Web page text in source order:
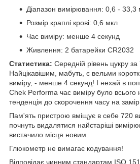
Діапазон вимірювання: 0,6 -
Розмір краплі крові: 0,6 мкл
Час виміру: менше 4 секунд
Живлення: 2 батарейки CR2032
Статистика: Середній рівень цукру
Найцікавішим, мабуть, є вельми
виміру, - менше 4 секунд! І нехай в
Chek Performa час виміру було всього
тенденція до скорочення часу на
Пам'ять пристрою вміщує в себе 720
почнуть видалятися найстаріші
вистачило місця новим.
Глюкометр не вимагає кодування!
Відповідає чинним стандартам ISO